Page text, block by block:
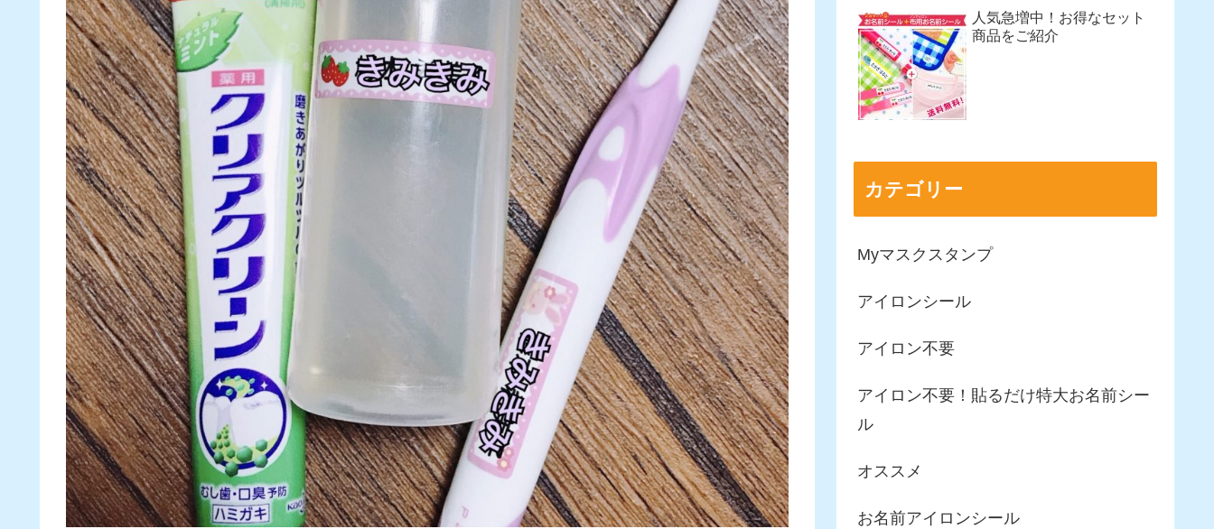
人気急増中！お得なセット
商品をご紹介
カテゴリー
Myマスクスタンプ
アイロンシール
アイロン不要
アイロン不要！貼るだけ特大お名前シー
ル
オススメ
お名前アイロンシール